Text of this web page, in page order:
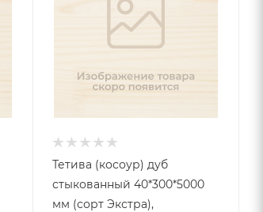
Тетива (косоур) дуб
стыкованный 40*300*5000
мм (сорт Экстра),